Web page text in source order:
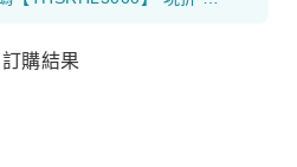
購結果